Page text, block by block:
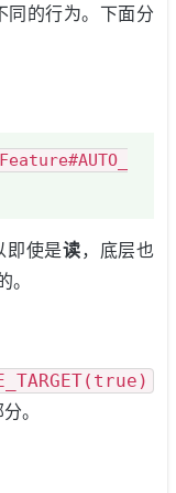
同的行为。下面分
即使是读，底层也
。
。